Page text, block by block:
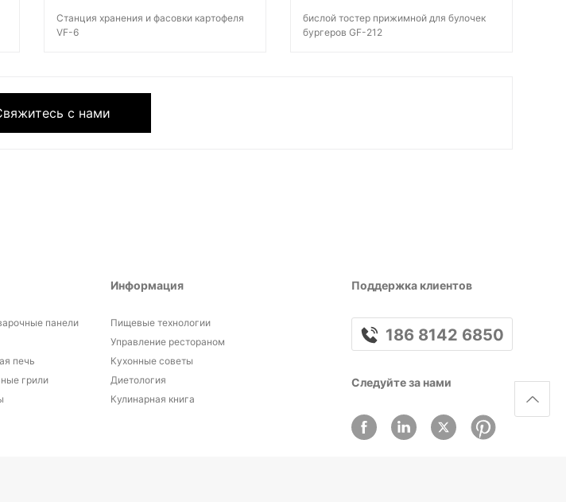
Станция хранения и фасовки картофеля
VF-6
бислой тостер прижимной для булочек
бургеров GF-212
с нами
панели
печь
грили
Информация
Пищевые технологии
Управление рестораном
Кухонные советы
Диетология
Кулинарная книга
Поддержка клиентов
186 8142 6850
Следуйте за нами